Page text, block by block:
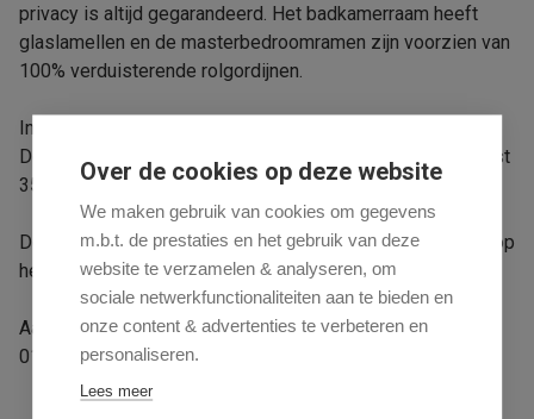
privacy is altijd gegarandeerd. Het badkamerraam heeft
glaslamellen en de masterbedroomramen zijn voorzien van
100% verduisterende rolgordijnen.
In de living en slaapkamer heeft u TV en UTP aansluiting.
De living met open keuken heeft een oppervlakte van liefst
35m².
De slaapkamers hebben een terras en een prachtig zicht op
het natuurreservaat de Tommelen.
Aarzel niet en maak vandaag nog een afspraak op
011/24.16.01 of info@group-inc.be.
Over de cookies op deze website
We maken gebruik van cookies om gegevens
m.b.t. de prestaties en het gebruik van deze
website te verzamelen & analyseren, om
sociale netwerkfunctionaliteiten aan te bieden en
onze content & advertenties te verbeteren en
personaliseren.
Lees meer